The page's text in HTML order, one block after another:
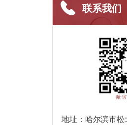
联系我们
地址：哈尔滨市